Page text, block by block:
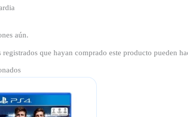
aún.
registrados que hayan comprado este producto pueden